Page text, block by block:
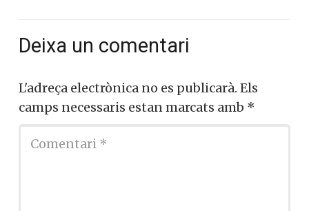
Deixa un comentari
L'adreça electrònica no es publicarà. Els
camps necessaris estan marcats amb *